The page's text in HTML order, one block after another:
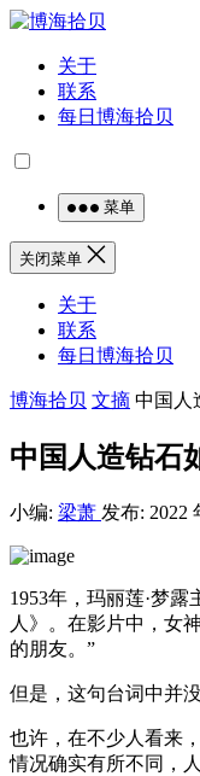
关于
联系
每日博海拾贝
菜单
关闭菜单
关于
联系
每日博海拾贝
博海拾贝 文摘 中国人
中国人造钻石
小编: 梁萧 发布: 2022
1953年，玛丽莲·梦
人》。在影片中，女
的朋友。”
但是，这句台词中并
也许，在不少人看来
情况确实有所不同，